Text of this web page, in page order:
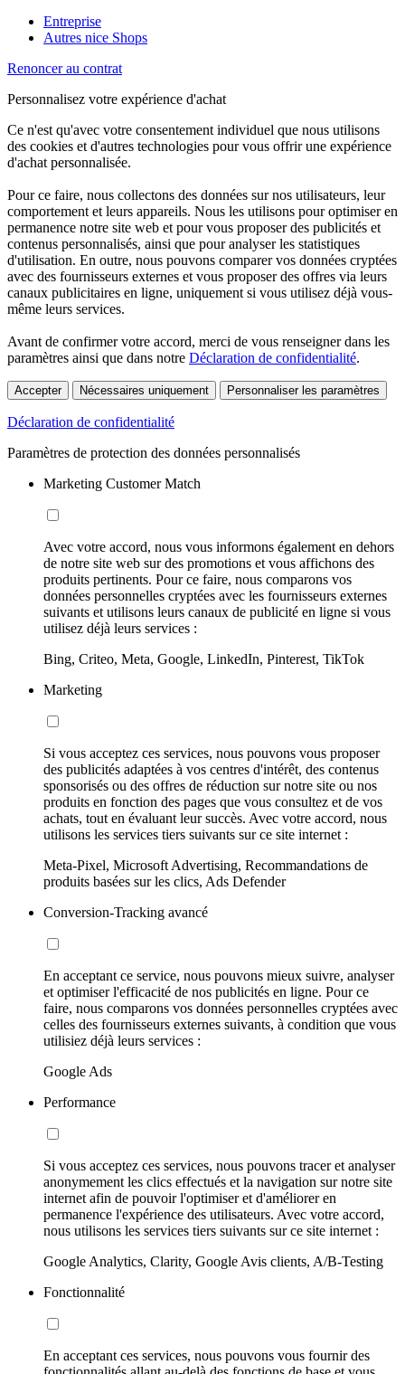
Entreprise
Autres nice Shops
Renoncer au contrat
Personnalisez votre expérience d'achat
Ce n'est qu'avec votre consentement individuel que nous utilisons
des cookies et d'autres technologies pour vous offrir une expérience
d'achat personnalisée.
Pour ce faire, nous collectons des données sur nos utilisateurs, leur
comportement et leurs appareils. Nous les utilisons pour optimiser en
permanence notre site web et pour vous proposer des publicités et
contenus personnalisés, ainsi que pour analyser les statistiques
d'utilisation. En outre, nous pouvons comparer vos données cryptées
avec des fournisseurs externes et vous proposer des offres via leurs
canaux publicitaires en ligne, uniquement si vous utilisez déjà vous-
même leurs services.
Avant de confirmer votre accord, merci de vous renseigner dans les
paramètres ainsi que dans notre Déclaration de confidentialité.
Accepter Nécessaires uniquement Personnaliser les paramètres
Déclaration de confidentialité
Paramètres de protection des données personnalisés
Marketing Customer Match
Avec votre accord, nous vous informons également en dehors
de notre site web sur des promotions et vous affichons des
produits pertinents. Pour ce faire, nous comparons vos
données personnelles cryptées avec les fournisseurs externes
suivants et utilisons leurs canaux de publicité en ligne si vous
utilisez déjà leurs services :
Bing, Criteo, Meta, Google, LinkedIn, Pinterest, TikTok
Marketing
Si vous acceptez ces services, nous pouvons vous proposer
des publicités adaptées à vos centres d'intérêt, des contenus
sponsorisés ou des offres de réduction sur notre site ou nos
produits en fonction des pages que vous consultez et de vos
achats, tout en évaluant leur succès. Avec votre accord, nous
utilisons les services tiers suivants sur ce site internet :
Meta-Pixel, Microsoft Advertising, Recommandations de
produits basées sur les clics, Ads Defender
Conversion-Tracking avancé
En acceptant ce service, nous pouvons mieux suivre, analyser
et optimiser l'efficacité de nos publicités en ligne. Pour ce
faire, nous comparons vos données personnelles cryptées avec
celles des fournisseurs externes suivants, à condition que vous
utilisiez déjà leurs services :
Google Ads
Performance
Si vous acceptez ces services, nous pouvons tracer et analyser
anonymement les clics effectués et la navigation sur notre site
internet afin de pouvoir l'optimiser et d'améliorer en
permanence l'expérience des utilisateurs. Avec votre accord,
nous utilisons les services tiers suivants sur ce site internet :
Google Analytics, Clarity, Google Avis clients, A/B-Testing
Fonctionnalité
En acceptant ces services, nous pouvons vous fournir des